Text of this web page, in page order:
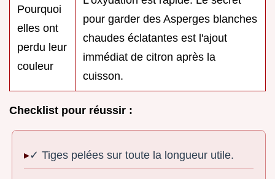
Pourquoi
elles ont
perdu leur
couleur
pour garder des Asperges blanches
chaudes éclatantes est l'ajout
immédiat de citron après la
cuisson.
Checklist pour réussir :
✓ Tiges pelées sur toute la longueur utile.